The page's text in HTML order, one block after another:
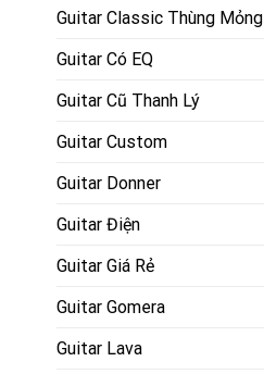
Guitar Classic Thùng Mỏng
Guitar Có EQ
Guitar Cũ Thanh Lý
Guitar Custom
Guitar Donner
Guitar Điện
Guitar Giá Rẻ
Guitar Gomera
Guitar Lava